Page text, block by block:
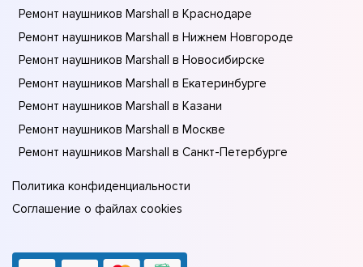
Ремонт наушников Marshall в Краснодаре
Ремонт наушников Marshall в Нижнем Новгороде
Ремонт наушников Marshall в Новосибирске
Ремонт наушников Marshall в Екатеринбурге
Ремонт наушников Marshall в Казани
Ремонт наушников Marshall в Москве
Ремонт наушников Marshall в Санкт-Петербурге
Политика конфиденциальности
Соглашение о файлах cookies